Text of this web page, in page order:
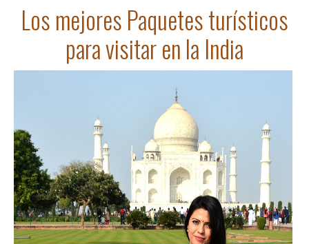
Los mejores Paquetes turísticos
para visitar en la India